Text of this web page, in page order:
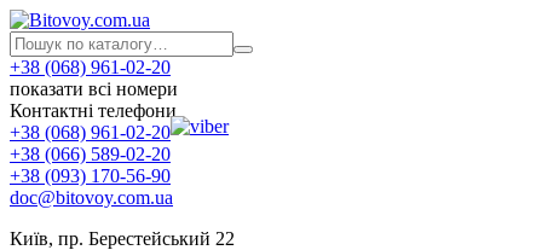
+38 (068) 961-02-20
показати всі номери
Контактні телефони
+38 (068) 961-02-20
+38 (066) 589-02-20
+38 (093) 170-56-90
doc@bitovoy.com.ua
Київ, пр. Берестейський 22